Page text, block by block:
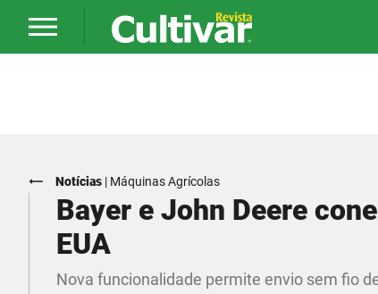
Notícias | Máquinas Agrícolas
Bayer e John Deere
EUA
Nova funcionalidade permite envio sem fio